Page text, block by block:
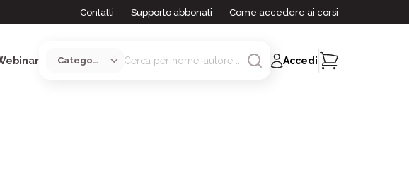
Contatti Supporto abbonati Come accedere ai corsi
Accedi